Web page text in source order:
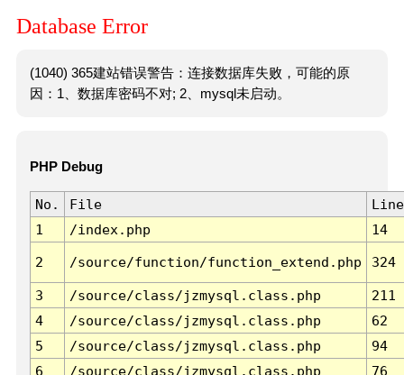
Database Error
(1040) 365建站错误警告：连接数据库失败，可能的原
因：1、数据库密码不对; 2、mysql未启动。
PHP Debug
No. File
Line
1
/index.php 14
2 /source/function/function_extend.php 324
3 /source/class/jzmysql.class.php
211
4
/source/class/jzmysql.class.php
62
5
/source/class/jzmysql.class.php
94
6
/source/class/jzmysql.class.php 76